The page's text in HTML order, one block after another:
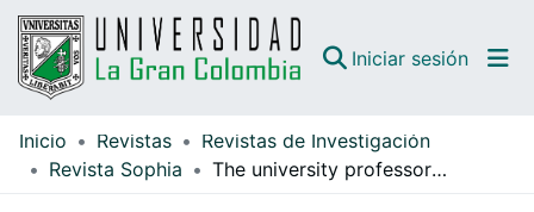
Iniciar sesión
Comunidades
Inicio Revistas
Revistas de Investigación
Revista Sophia
The university professor: subject of human development in socially responsible contexts